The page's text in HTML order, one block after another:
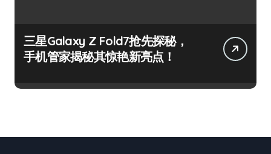
三星Galaxy Z Fold7抢先探秘，
手机管家揭秘其惊艳新亮点！